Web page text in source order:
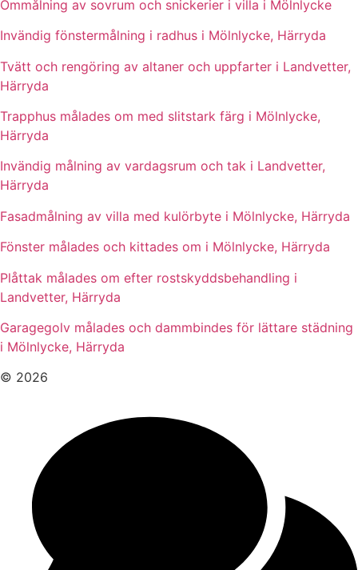
Ommålning av sovrum och snickerier i villa i Mölnlycke
Invändig fönstermålning i radhus i Mölnlycke, Härryda
Tvätt och rengöring av altaner och uppfarter i Landvetter,
Härryda
Trapphus målades om med slitstark färg i Mölnlycke,
Härryda
Invändig målning av vardagsrum och tak i Landvetter,
Härryda
Fasadmålning av villa med kulörbyte i Mölnlycke, Härryda
Fönster målades och kittades om i Mölnlycke, Härryda
Plåttak målades om efter rostskyddsbehandling i
Landvetter, Härryda
Garagegolv målades och dammbindes för lättare städning
i Mölnlycke, Härryda
© 2026